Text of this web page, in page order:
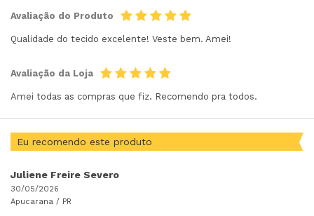
Avaliação do Produto
Qualidade do tecido excelente! Veste bem. Amei!
Avaliação da Loja
Amei todas as compras que fiz. Recomendo pra todos.
Eu recomendo este produto
Juliene Freire Severo
30/05/2026
Apucarana / PR